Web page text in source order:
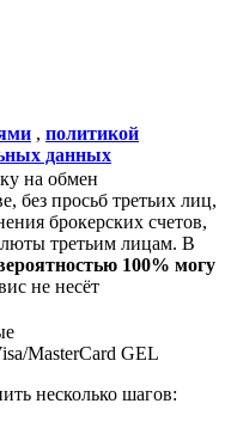
, политикой
данных
на обмен
без просьб третьих лиц,
брокерских счетов,
третьим лицам. В
100% могу
не несёт
MasterCard GEL
несколько шагов: